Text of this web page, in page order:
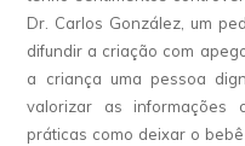
Dr. Carlos González, um
difundir a criação com
a criança uma pessoa
valorizar as informações
práticas como deixar o